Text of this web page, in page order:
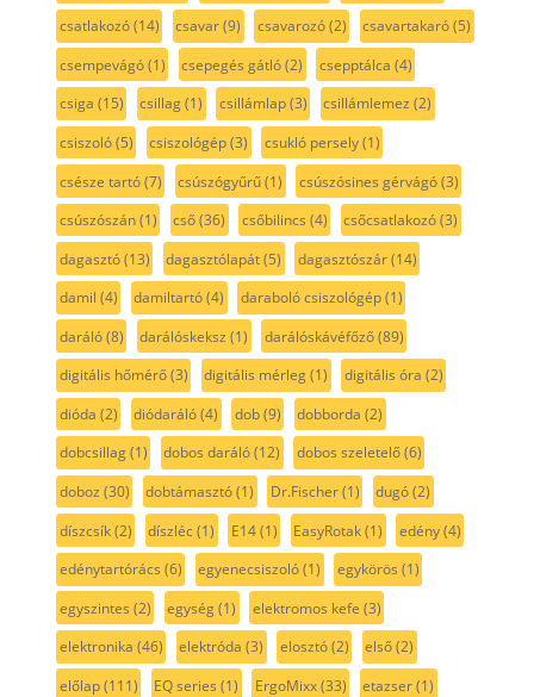
csatlakozó(14) csavar(9) csavarozó(2) csavartakaró(5)
csempevágó(1) csepegés gátló(2) csepptálca (4)
csiga (15) csillag(1) csillámlap(3) csillámlemez (2)
csiszoló(5) csiszológép(3) csukló persely(1)
csésze tartó(7) csúszógyűrű(1) csúszósines gérvágó(3)
csúszószán(1) cső(36) csőbilincs (4) csőcsatlakozó(3)
dagasztó(13) dagasztólapát(5) dagasztószár(14)
damil (4) damiltartó(4) daraboló csiszológép(1)
daráló(8) darálóskeksz (1) darálóskávéfőző(89)
digitális hőmérő(3) digitális mérleg(1) digitális óra (2)
dióda (2) diódaráló(4) dob(9) dobborda (2)
dobcsillag(1) dobos daráló(12) dobos szeletelő(6)
doboz (30) dobtámasztó(1) Dr.Fischer(1) dugó(2)
díszcsík(2) díszléc(1) E14(1) EasyRotak(1) edény(4)
edénytartórács (6) egyenecsiszoló(1) egykörös (1)
egyszintes (2) egység(1) elektromos kefe (3)
elektronika (46) elektróda (3) elosztó(2) első(2)
előlap(111) EQ series (1) ErgoMixx(33) etazser(1)